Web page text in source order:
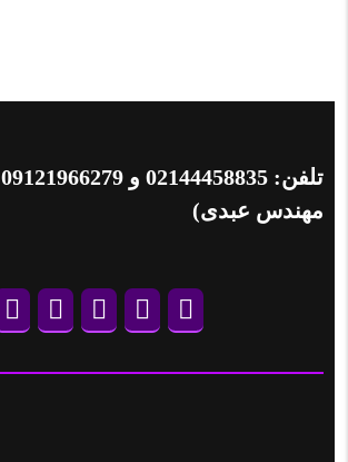
تلفن: 02144458835 و 09121966279
مهندس عبدی)